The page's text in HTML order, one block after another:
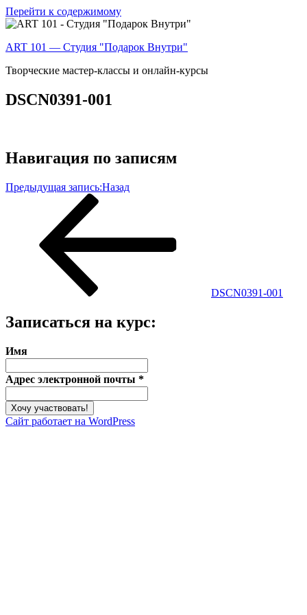
Перейти к содержимому
ART 101 — Студия "Подарок Внутри"
Творческие мастер-классы и онлайн-курсы
DSCN0391-001
Навигация по записям
Предыдущая запись:Назад
DSCN0391-001
Записаться на курс:
Имя
Адрес электронной почты *
Сайт работает на WordPress